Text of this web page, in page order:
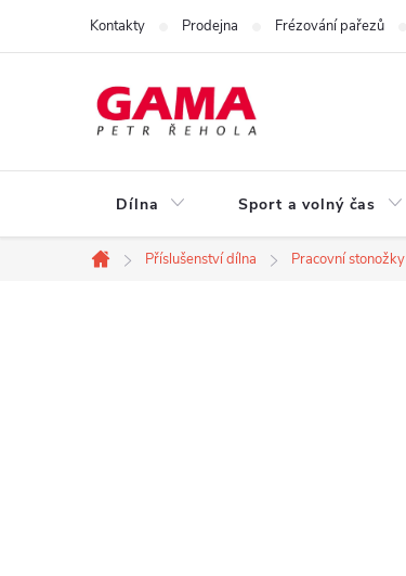
Kontakty Prodejna Frézování pařezů
Dílna Sport a volný čas
Domů
Příslušenství dílna Pracovní stonožky